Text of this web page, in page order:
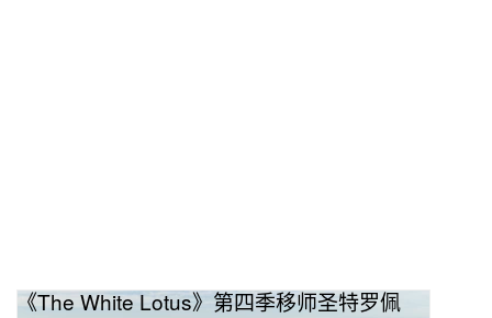
《The White Lotus》第四季移师圣特罗佩